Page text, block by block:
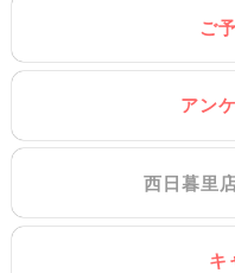
ご
アン
西日暮里店
キ